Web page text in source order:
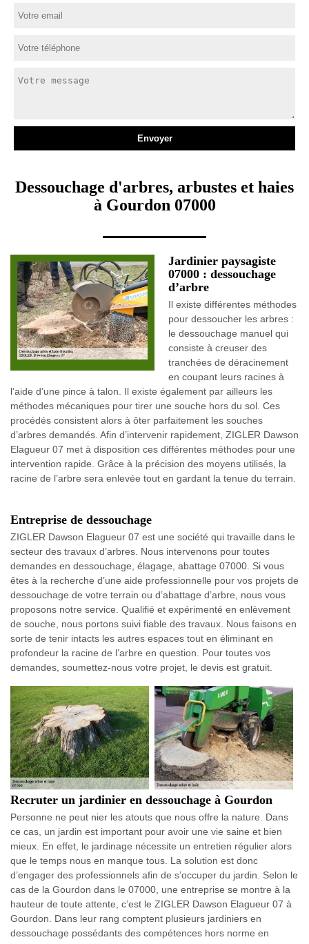
Dessouchage d'arbres, arbustes et haies
à Gourdon 07000
Jardinier paysagiste
07000 : dessouchage
d’arbre
Il existe différentes méthodes
pour dessoucher les arbres :
le dessouchage manuel qui
consiste à creuser des
tranchées de déracinement
en coupant leurs racines à
l’aide d’une pince à talon. Il existe également par ailleurs les
méthodes mécaniques pour tirer une souche hors du sol. Ces
procédés consistent alors à ôter parfaitement les souches
d’arbres demandés. Afin d’intervenir rapidement, ZIGLER Dawson
Elagueur 07 met à disposition ces différentes méthodes pour une
intervention rapide. Grâce à la précision des moyens utilisés, la
racine de l’arbre sera enlevée tout en gardant la tenue du terrain.
Entreprise de dessouchage
ZIGLER Dawson Elagueur 07 est une société qui travaille dans le
secteur des travaux d’arbres. Nous intervenons pour toutes
demandes en dessouchage, élagage, abattage 07000. Si vous
êtes à la recherche d’une aide professionnelle pour vos projets de
dessouchage de votre terrain ou d’abattage d’arbre, nous vous
proposons notre service. Qualifié et expérimenté en enlèvement
de souche, nous portons suivi fiable des travaux. Nous faisons en
sorte de tenir intacts les autres espaces tout en éliminant en
profondeur la racine de l’arbre en question. Pour toutes vos
demandes, soumettez-nous votre projet, le devis est gratuit.
Recruter un jardinier en dessouchage à Gourdon
Personne ne peut nier les atouts que nous offre la nature. Dans
ce cas, un jardin est important pour avoir une vie saine et bien
mieux. En effet, le jardinage nécessite un entretien régulier alors
que le temps nous en manque tous. La solution est donc
d’engager des professionnels afin de s’occuper du jardin. Selon le
cas de la Gourdon dans le 07000, une entreprise se montre à la
hauteur de toute attente, c’est le ZIGLER Dawson Elagueur 07 à
Gourdon. Dans leur rang comptent plusieurs jardiniers en
dessouchage possédants des compétences hors norme en